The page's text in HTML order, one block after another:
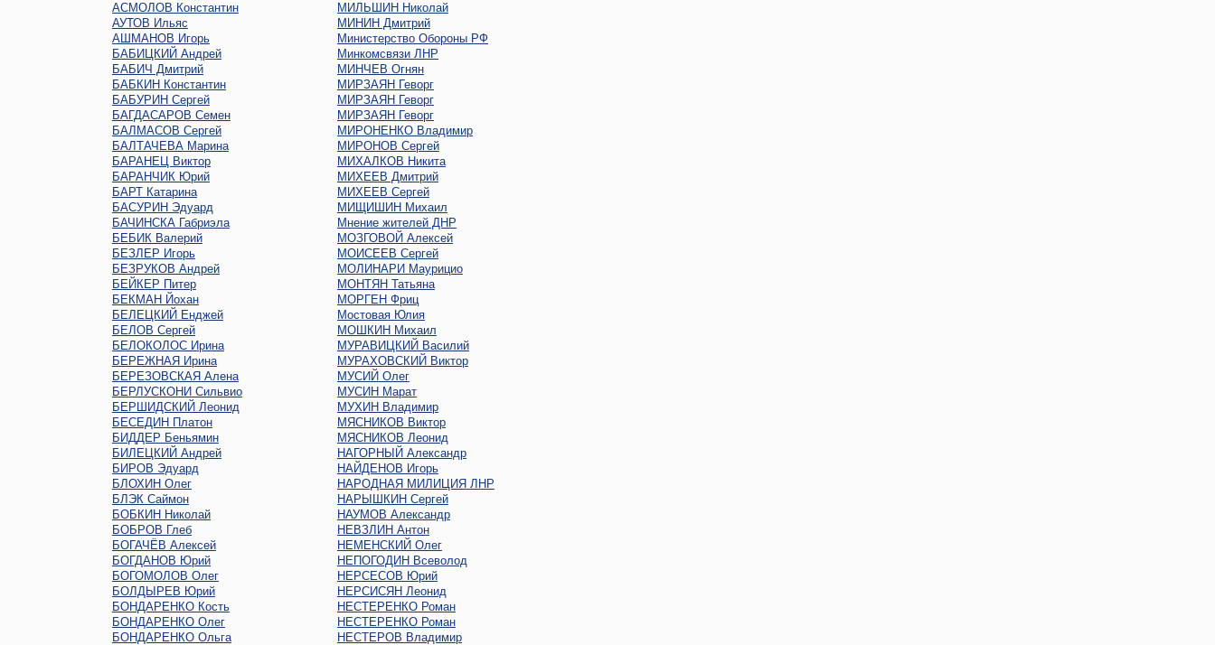
АСМОЛОВ Константин
МИЛЬШИН Николай
АУТОВ Ильяс
МИНИН Дмитрий
АШМАНОВ Игорь
Министерство Обороны РФ
БАБИЦКИЙ Андрей
Минкомсвязи ЛНР
БАБИЧ Дмитрий
МИНЧЕВ Oгнян
БАБКИН Константин
МИРЗАЯН Геворг
БАБУРИН Сергей
МИРЗАЯН Геворг
БАГДАСАРОВ Семен
МИРЗАЯН Геворг
БАЛМАСОВ Сергей
МИРОНЕНКО Владимир
БАЛТАЧЕВА Марина
МИРОНОВ Сергей
БАРАНЕЦ Виктор
МИХАЛКОВ Никита
БАРАНЧИК Юрий
МИХЕЕВ Дмитрий
БАРТ Катарина
МИХЕЕВ Сергей
БАСУРИН Эдуард
МИЩИШИН Михаил
БАЧИНСКА Габриэла
Мнение жителей ДНР
БЕБИК Валерий
МОЗГОВОЙ Алексей
БЕЗЛЕР Игорь
МОИСЕЕВ Сергей
БЕЗРУКОВ Андрей
МОЛИНАРИ Маурицио
БЕЙКЕР Питер
МОНТЯН Татьяна
БЕКМАН Йохан
МОРГЕН Фриц
БЕЛЕЦКИЙ Енджей
Мостовая Юлия
БЕЛОВ Сергей
МОШКИН Михаил
БЕЛОКОЛОС Ирина
МУРАВИЦКИЙ Василий
БЕРЕЖНАЯ Ирина
МУРАХОВСКИЙ Виктор
БЕРЕЗОВСКАЯ Алена
МУСИЙ Олег
БЕРЛУСКОНИ Сильвио
МУСИН Марат
БЕРШИДСКИЙ Леонид
МУХИН Владимир
БЕСЕДИН Платон
МЯСНИКОВ Виктор
БИДДЕР Беньямин
МЯСНИКОВ Леонид
БИЛЕЦКИЙ Андрей
НАГОРНЫЙ Александр
БИРОВ Эдуард
НАЙДЕНОВ Игорь
БЛОХИН Олег
НАРОДНАЯ МИЛИЦИЯ ЛНР
БЛЭК Саймон
НАРЫШКИН Сергей
БОБКИН Николай
НАУМОВ Александр
БОБРОВ Глеб
НЕВЗЛИН Антон
БОГАЧЁВ Алексей
НЕМЕНСКИЙ Олег
БОГДАНОВ Юрий
НЕПОГОДИН Всеволод
БОГОМОЛОВ Олег
НЕРСЕСОВ Юрий
БОЛДЫРЕВ Юрий
НЕРСИСЯН Леонид
БОНДАРЕНКО Кость
НЕСТЕРЕНКО Роман
БОНДАРЕНКО Олег
НЕСТЕРЕНКО Роман
БОНДАРЕНКО Ольга
НЕСТЕРОВ Владимир